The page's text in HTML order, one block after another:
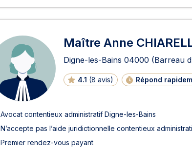
Maître Anne
Digne-les-Bains 04000 (Barreau
4.1 (8 avis) Répond
Avocat contentieux administratif Digne-les-Bains
N’accepte pas l’aide juridictionnelle contentieux
Premier rendez-vous payant